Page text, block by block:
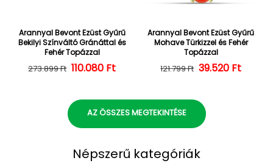
Arannyal Bevont Ezüst Gyűrű
Bekilyi Színváltó Gránáttal és
Fehér Topázzal
Normál ár
273.899 Ft Kedvezményes ár
110.080 Ft
Arannyal Bevont Ezüst Gyűrű
Mohave Türkizzel és Fehér
Topázzal
Normál ár
121.799 Ft 39.520 Ft
AZ ÖSSZES MEGTEKINTÉSE
Népszerű kategóriák